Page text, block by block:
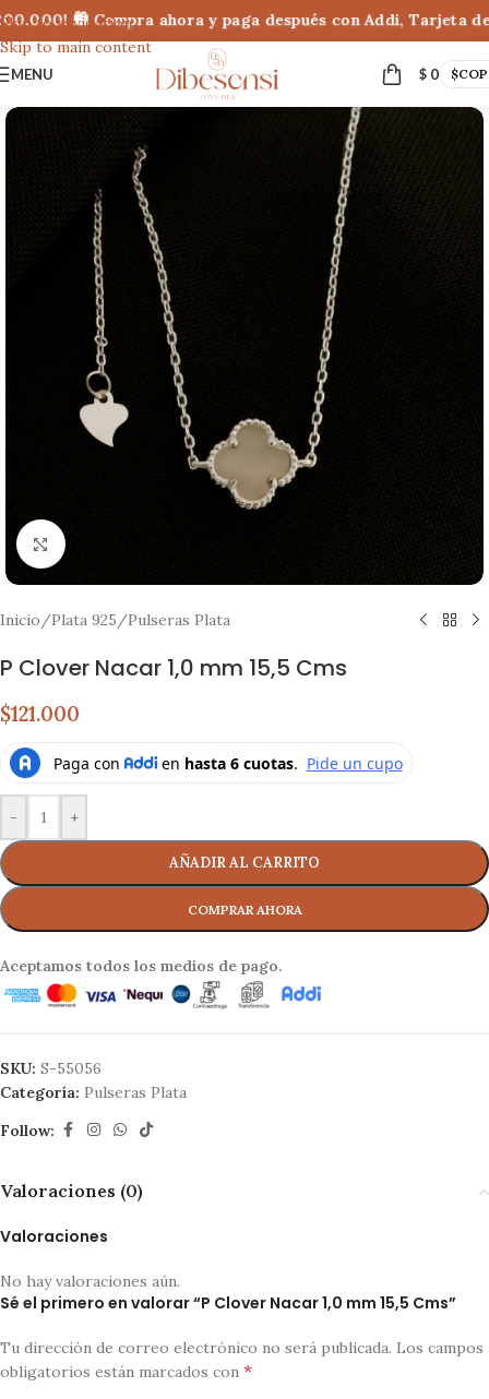
Skip to navigation
Skip to main content
🛍 Compra ahora y paga después con Addi, Tarjeta
MENU $0 $COP
Click to enlarge
Inicio/Plata 925/Pulseras Plata
P Clover Nacar 1,0 mm 15,5 Cms
$121.000
- +
AÑADIR AL CARRITO
Aceptamos todos los medios de pago.
SKU: S-55056
Categoría: Pulseras Plata
Follow:
Valoraciones (0)
Valoraciones
No hay valoraciones aún.
Sé el primero en valorar “P Clover Nacar 1,0 mm 15,5 Cms”
Tu dirección de correo electrónico no será publicada. Los campos
obligatorios están marcados con *